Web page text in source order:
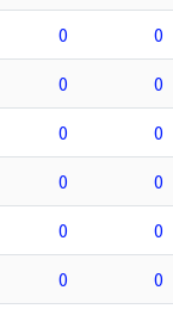
0 0
0 0
0 0
0 0
0 0
0 0